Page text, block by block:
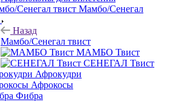
Мамбо/Сенегал
Назад
Мамбо/Сенегал твист
МАМБО Твист
СЕНЕГАЛ Твист
Афрокудри
Афрокосы
Фибра